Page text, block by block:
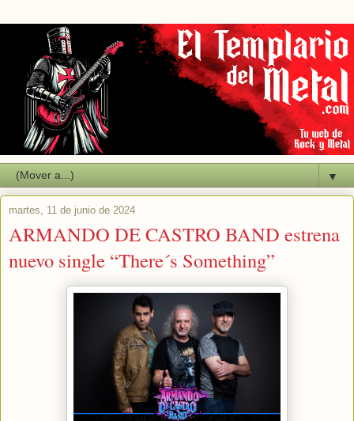
▼
martes, 11 de junio de 2024
ARMANDO DE CASTRO BAND estrena
nuevo single “There´s Something”